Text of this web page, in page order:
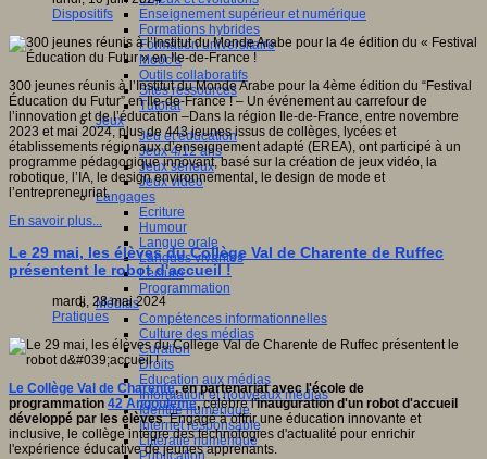
Enseignement supérieur et numérique
Formations hybrides
Formation universitaire
Mooc’s
Outils collaboratifs
Sites ressources
Tutorat
Jeux
Jeu et éducation
Jeux 4/12 ans
Jeux sérieux
Jeux vidéo
Langages
Ecriture
Humour
Langue orale
Langues vivantes
Lecture
Programmation
Médias
Compétences informationnelles
Culture des médias
Curation
Droits
Education aux médias
Information et nouveaux médias
Identité numérique
Internet responsable
Littératie numérique
Publication
Dispositifs
300 jeunes réunis à l’Institut du Monde Arabe pour la 4ème édition du “Festival
Éducation du Futur” en Ile-de-France ! – Un événement au carrefour de
l’innovation et de l’éducation –Dans la région Ile-de-France, entre novembre
2023 et mai 2024, plus de 443 jeunes issus de collèges, lycées et
établissements régionaux d’enseignement adapté (EREA), ont participé à un
programme pédagogique innovant, basé sur la création de jeux vidéo, la
robotique, l’IA, le design environnemental, le design de mode et
l’entrepreneuriat.
En savoir plus...
Le 29 mai, les élèves du Collège Val de Charente de Ruffec
présentent le robot d'accueil !
mardi, 28 mai 2024
Pratiques
Le Collège Val de Charente, en partenariat avec l'école de
programmation 42 Angoulême,célèbre l'inauguration d'un robot d'accueil
développé par les élèves. Engagé à offrir une éducation innovante et
inclusive, le collège intègre des technologies d'actualité pour enrichir
l'expérience éducative de jeunes apprenants.